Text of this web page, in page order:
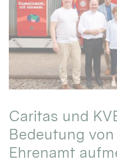
Caritas und
Bedeutung
Ehrenamt